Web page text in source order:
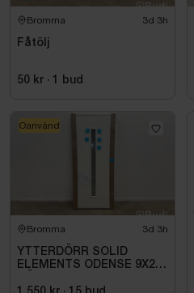
Bromma 3d 3h
Fåtölj
50 kr · 1 bud
Bromma 3d 3h
YTTERDÖRR SOLID
ELEMENTS ODENSE 9X20
Oanvänd